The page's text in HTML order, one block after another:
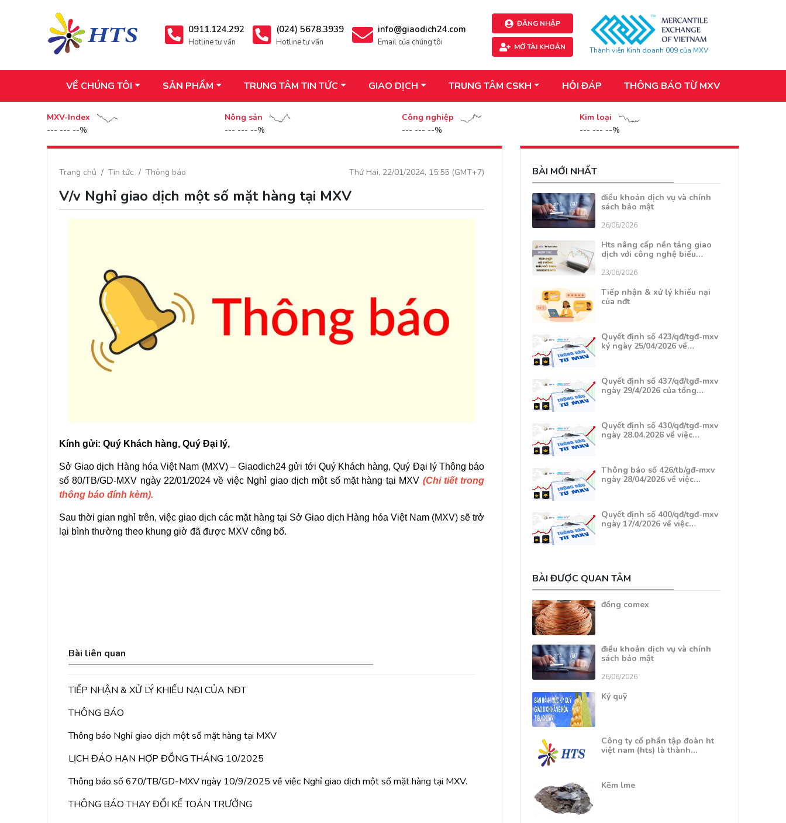
0911.124.292
Hotline tư vấn
(024) 5678.3939
Hotline tư vấn
info@giaodich24.com
Email của chúng tôi
ĐĂNG NHẬP
MỞ TÀI KHOẢN Thành viên Kinh doanh 009 của MXV
VỀ CHÚNG TÔI SẢN PHẨM TRUNG TÂM TIN TỨC GIAO DỊCH TRUNG TÂM CSKH HỎI ĐÁP THÔNG BÁO TỪ MXV
MXV-Index
--- --- --%
Nông sản
--- --- --%
Công nghiệp
--- --- --%
Kim loại
--- --- --%
Thứ Hai, 22/01/2024, 15:55 (GMT+7)
Trang chủ Tin tức Thông báo
V/v Nghỉ giao dịch một số mặt hàng tại MXV
Kính gửi: Quý Khách hàng, Quý Đại lý,
Sở Giao dịch Hàng hóa Việt Nam (MXV) – Giaodich24 gửi tới Quý Khách hàng, Quý Đại lý Thông báo
số 80/TB/GD-MXV ngày 22/01/2024 về việc Nghỉ giao dịch một số mặt hàng tại MXV (Chi tiết trong
thông báo đính kèm).
Sau thời gian nghỉ trên, việc giao dịch các mặt hàng tại Sở Giao dịch Hàng hóa Việt Nam (MXV) sẽ trở
lại bình thường theo khung giờ đã được MXV công bố.
Bài liên quan
TIẾP NHẬN & XỬ LÝ KHIẾU NẠI CỦA NĐT
THÔNG BÁO
Thông báo Nghỉ giao dịch một số mặt hàng tại MXV
LỊCH ĐÁO HẠN HỢP ĐỒNG THÁNG 10/2025
Thông báo số 670/TB/GD-MXV ngày 10/9/2025 về việc Nghỉ giao dịch một số mặt hàng tại MXV.
THÔNG BÁO THAY ĐỔI KẾ TOÁN TRƯỞNG
BÀI MỚI NHẤT
điều khoản dịch vụ và chính
sách bảo mật
26/06/2026
Hts nâng cấp nền tảng giao
dịch với công nghệ biểu…
23/06/2026
Tiếp nhận & xử lý khiếu nại
của nđt
Quyết định số 423/qđ/tgđ-mxv
ký ngày 25/04/2026 về…
Quyết định số 437/qđ/tgđ-mxv
ngày 29/4/2026 của tổng…
Quyết định số 430/qđ/tgđ-mxv
ngày 28.04.2026 về việc…
Thông báo số 426/tb/gđ-mxv
ngày 28/04/2026 về việc…
Quyết định số 400/qđ/tgđ-mxv
ngày 17/4/2026 về việc…
BÀI ĐƯỢC QUAN TÂM
đồng comex
điều khoản dịch vụ và chính
sách bảo mật
26/06/2026
Ký quỹ
Công ty cổ phần tập đoàn ht
việt nam (hts) là thành…
Kẽm lme